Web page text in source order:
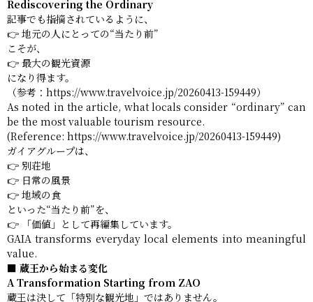
Rediscovering the Ordinary
記事でも指摘されているように、
👉 地元の人にとっての“当たり前”
こそが、
👉 最大の観光資源
になり得ます。
（参考：https://www.travelvoice.jp/20260413-159449）
As noted in the article, what locals consider “ordinary” can
be the most valuable tourism resource.
(Reference: https://www.travelvoice.jp/20260413-159449)
ガイアグループは、
👉 別荘地
👉 日常の風景
👉 地域の食
といった“当たり前”を、
👉 「価値」として再編集しています。
GAIA transforms everyday local elements into meaningful
value.
■ 蔵王から始まる変化
A Transformation Starting from ZAO
蔵王は決して「特別な観光地」ではありません。